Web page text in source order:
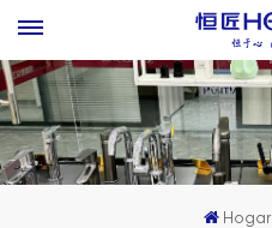
Hogar